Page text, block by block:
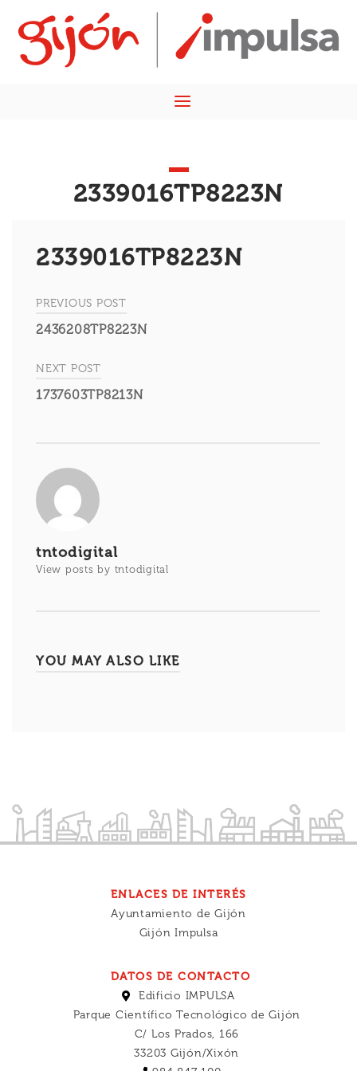
content
Home
Menu
2339016TP8223N
2339016TP8223N
Navegación
entradas
PREVIOUS POST
2436208TP8223N
NEXT POST
1737603TP8213N
tntodigital
View posts by tntodigital
YOU MAY ALSO LIKE
ENLACES DE INTERÉS
Ayuntamiento de Gijón
Gijón Impulsa
DATOS DE CONTACTO
Edificio IMPULSA
Parque Científico Tecnológico de Gijón
C/ Los Prados, 166
33203 Gijón/Xixón